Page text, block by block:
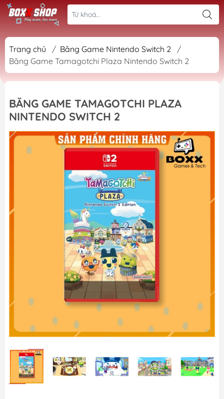
Trang chủ / Băng Game Nintendo Switch 2
/
Băng Game Tamagotchi Plaza Nintendo Switch 2
BĂNG GAME TAMAGOTCHI PLAZA
NINTENDO SWITCH 2